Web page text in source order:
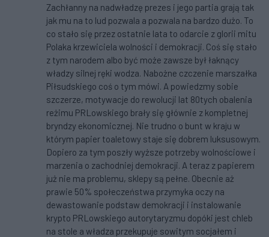
Zachłanny na nadwładzę prezes i jego partia grają tak
jak mu na to lud pozwala a pozwala na bardzo dużo. To
co stało się przez ostatnie lata to odarcie z glorii mitu
Polaka krzewiciela wolności i demokracji. Coś się stało
z tym narodem albo być może zawsze był łaknący
władzy silnej ręki wodza. Nabożne czczenie marszałka
Piłsudskiego coś o tym mówi. A powiedzmy sobie
szczerze, motywacje do rewolucji lat 80tych obalenia
reżimu PRLowskiego brały się głównie z kompletnej
bryndzy ekonomicznej. Nie trudno o bunt w kraju w
którym papier toaletowy staje się dobrem luksusowym.
Dopiero za tym poszły wyższe potrzeby wolnościowe i
marzenia o zachodniej demokracji. A teraz z papierem
już nie ma problemu, sklepy są pełne. Obecnie aż
prawie 50% społeczeństwa przymyka oczy na
dewastowanie podstaw demokracji i instalowanie
krypto PRLowskiego autorytaryzmu dopóki jest chleb
na stole a władza przekupuje sowitym socjałem i